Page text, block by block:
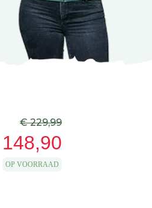
€ 229,99
OP VOORRAAD